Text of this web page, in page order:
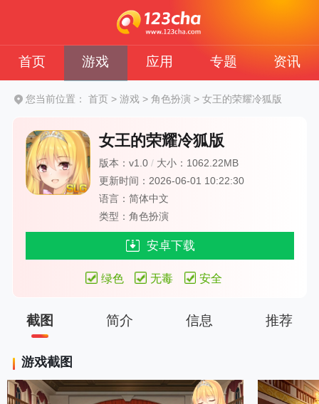
首页 游戏 应用 专题 资讯
您当前位置： 首页 > 游戏 > 角色扮演 >女王的荣耀冷狐版
女王的荣耀冷狐版
版本：v1.0/ 大小：1062.22MB
更新时间：2026-06-01 10:22:30
语言：简体中文
类型：角色扮演
安卓下载
绿色 无毒 安全
截图 简介 信息 推荐
游戏截图